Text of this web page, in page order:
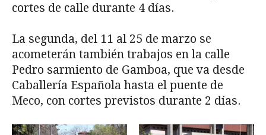
cortes de calle durante 4 días.
La segunda, del 11 al 25 de marzo se
acometerán también trabajos en la calle
Pedro sarmiento de Gamboa, que va desde
Caballería Española hasta el puente de
Meco, con cortes previstos durante 2 días.